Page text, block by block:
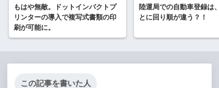
もはや無敵。ドットインパクトプ
リンターの導入で複写式書類の印
刷が可能に。
陸運局での自動車登録は
とに回り順が違う？！
この記事を書いた人